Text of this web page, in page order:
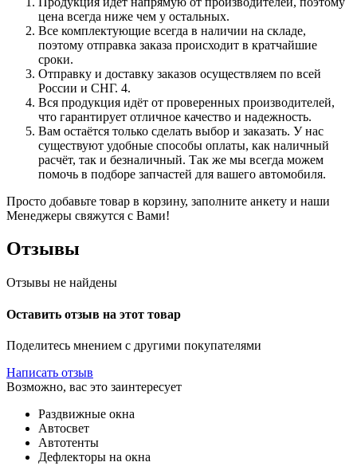
цена всегда ниже чем у остальных.
Все комплектующие всегда в наличии на складе,
поэтому отправка заказа происходит в кратчайшие
сроки.
Отправку и доставку заказов осуществляем по всей
России и СНГ. 4.
Вся продукция идёт от проверенных производителей,
что гарантирует отличное качество и надежность.
Вам остаётся только сделать выбор и заказать. У нас
существуют удобные способы оплаты, как наличный
расчёт, так и безналичный. Так же мы всегда можем
помочь в подборе запчастей для вашего автомобиля.
Просто добавьте товар в корзину, заполните анкету и наши
Менеджеры свяжутся с Вами!
Отзывы
Отзывы не найдены
Оставить отзыв на этот товар
Поделитесь мнением с другими покупателями
Написать отзыв
Возможно, вас это заинтересует
Раздвижные окна
Автосвет
Автотенты
Дефлекторы на окна